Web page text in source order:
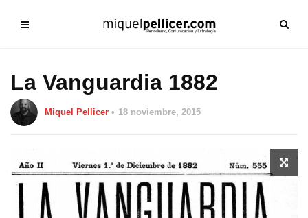
La Vanguardia 1882
Miquel Pellicer 18 noviembre, 2015